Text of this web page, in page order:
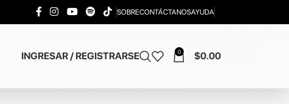
SOBRECONTÁCTANOSAYUDA
INGRESAR / REGISTRARSE 0 $0.00